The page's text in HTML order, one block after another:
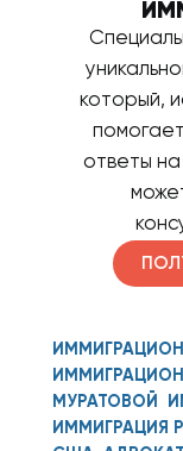
который,
ответы
МУРАТОВОЙ
ИММИГРАЦИЯ